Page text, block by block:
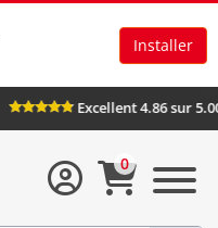
Installer
Excellent 4.86
0